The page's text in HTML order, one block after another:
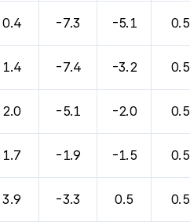
0.4 -7.3 -5.1 0.5
1.4 -7.4 -3.2 0.5
2.0 -5.1 -2.0 0.5
1.7 -1.9 -1.5 0.5
3.9 -3.3 0.5 0.5